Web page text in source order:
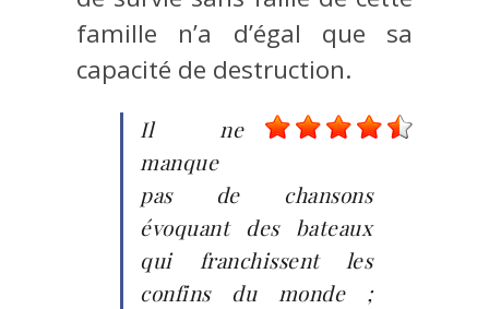
famille n’a d’égal que sa
capacité de destruction.
Il ne
manque
pas de chansons
évoquant des bateaux
qui franchissent les
confins du monde ;